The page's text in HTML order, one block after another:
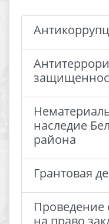
наследие
района
Грантовая
Проведение
на право